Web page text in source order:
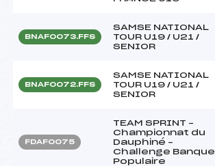
BNAF0073.FFS
SAMSE NATIONAL
TOUR U19 / U21 /
SENIOR
BNAF0072.FFS
SAMSE NATIONAL
TOUR U19 / U21 /
SENIOR
FDAF0075
TEAM SPRINT –
Championnat du
Dauphiné –
Challenge Banque
Populaire